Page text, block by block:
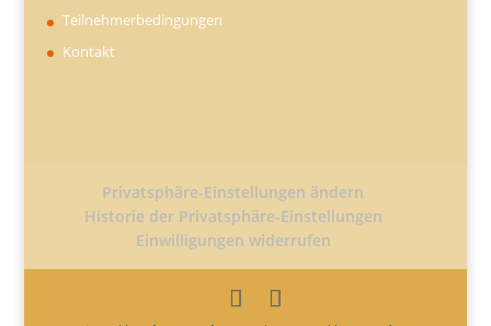
Teilnehmerbedingungen
Kontakt
Privatsphäre-Einstellungen ändern
Historie der Privatsphäre-Einstellungen
Einwilligungen widerrufen